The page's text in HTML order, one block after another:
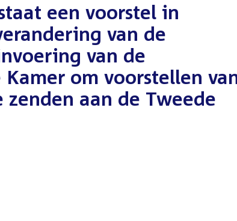
een voorstel in
van de
van de
om voorstellen
aan de Tweede